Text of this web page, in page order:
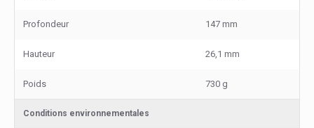
Profondeur 147 mm
Hauteur 26,1 mm
Poids 730 g
Conditions environnementales